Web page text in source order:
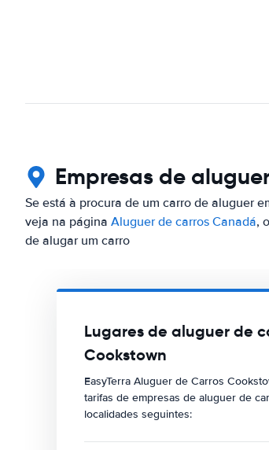
Empresas de
Se está à procura de um carro de aluguer
veja na página Aluguer de carros Canadá,
de alugar um carro
Lugares de aluguer de
Cookstown
EasyTerra Aluguer de Carros
tarifas de empresas de aluguer de
localidades seguintes: